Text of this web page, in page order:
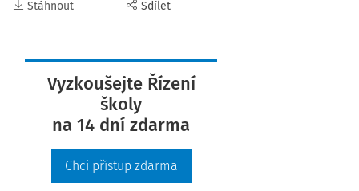
Stáhnout Sdílet
Vyzkoušejte Řízení
školy
na 14 dní zdarma
Chci přístup zdarma